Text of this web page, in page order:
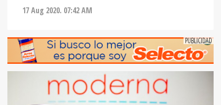
17 Aug 2020. 07:42 AM